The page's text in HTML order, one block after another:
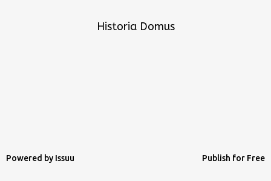
Historia Domus
Powered by Issuu Publish for Free